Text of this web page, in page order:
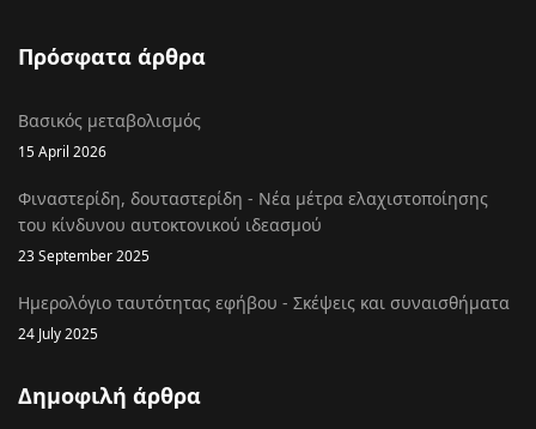
Πρόσφατα άρθρα
Βασικός μεταβολισμός
15 April 2026
Φιναστερίδη, δουταστερίδη - Νέα μέτρα ελαχιστοποίησης
του κίνδυνου αυτοκτονικού ιδεασμού
23 September 2025
Ημερολόγιο ταυτότητας εφήβου - Σκέψεις και συναισθήματα
24 July 2025
Δημοφιλή άρθρα